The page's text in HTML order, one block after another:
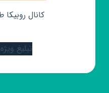
کانال روبیکا
تبلیغ